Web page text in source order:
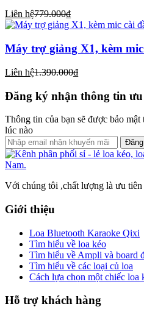
Liên hệ779.000₫
Máy trợ giảng X1, kèm
Liên hệ1.390.000₫
Đăng ký nhận thông tin
Thông tin của bạn sẽ được bảo
lúc nào
Với chúng tôi ,chất lượng là ưu tiên
Giới thiệu
Loa Bluetooth Karaoke Qixi
Tìm hiểu về loa kéo
Tìm hiểu về Ampli và board
Tìm hiểu về các loại củ loa
Cách lựa chọn một chiếc loa
Hỗ trợ khách hàng